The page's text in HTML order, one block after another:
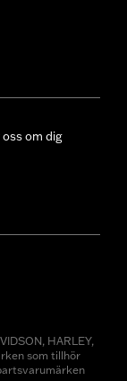
oss om dig
HARLEY,
som tillhör